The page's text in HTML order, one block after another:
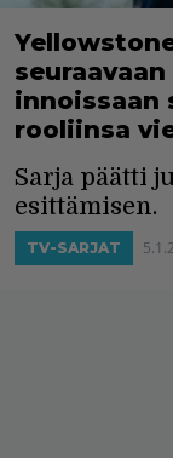
innoissaan
rooliinsa
Sarja päätti
esittämisen.
TV-SARJAT